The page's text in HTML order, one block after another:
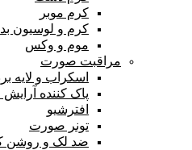
کرم موبر
کرم و لوسیون
موم و وکس
مراقبت صورت
اسکراب و لایه
پاک کننده
افترشیو
تونر صورت
ضد لک و روشن